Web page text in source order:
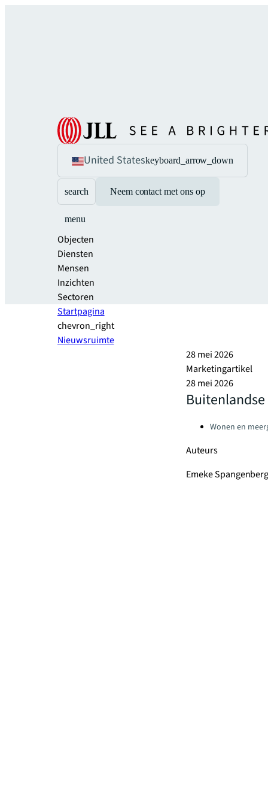
United Stateskeyboard_arrow_down
search Neem contact met ons op
menu
Objecten
Diensten
Mensen
Inzichten
Sectoren
Startpagina
chevron_right
Nieuwsruimte
28 mei 2026
Marketingartikel
28 mei 2026
Categories:
Wonen en
Auteurs
Emeke Spangenberg